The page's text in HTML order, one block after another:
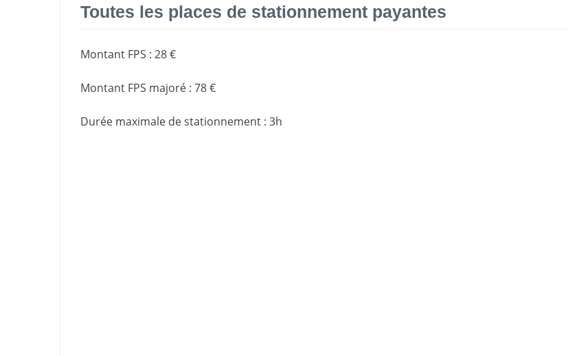
Toutes les places de stationnement payantes
Montant FPS : 28 €
Montant FPS majoré : 78 €
Durée maximale de stationnement : 3h